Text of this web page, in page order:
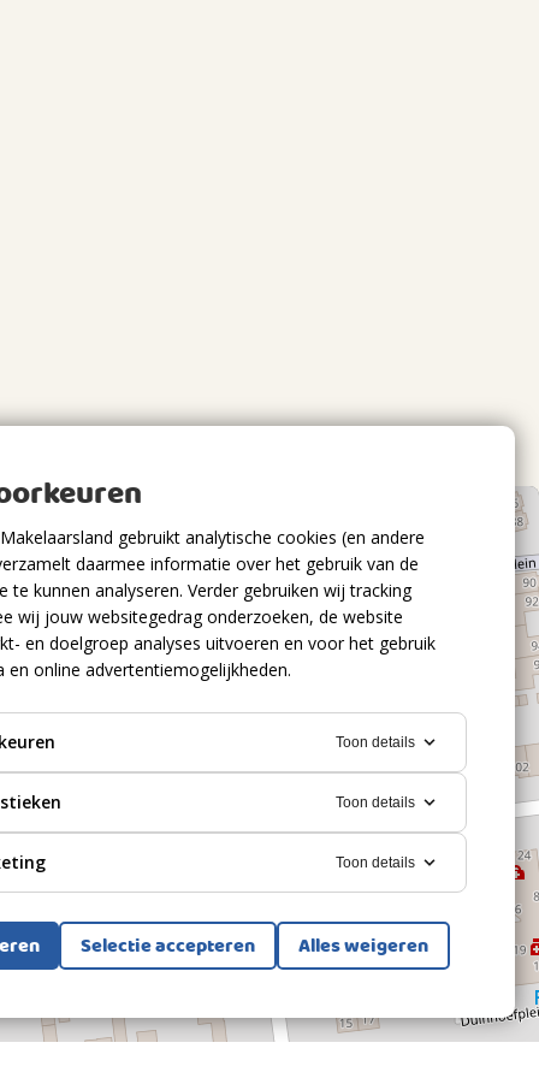
gebruikt analytische cookies (en andere
daarmee informatie over het gebruik van de
te kunnen analyseren. Verder gebruiken wij tracking
wij jouw websitegedrag onderzoeken, de website
en doelgroep analyses uitvoeren en voor het gebruik
en online advertentiemogelijkheden.
Toon details
Toon details
Toon details
Selectie accepteren Alles weigeren